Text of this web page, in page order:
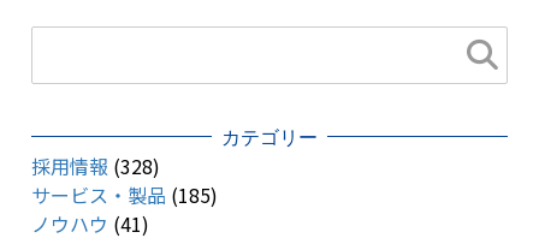
カテゴリー
採用情報 (328)
サービス・製品 (185)
ノウハウ (41)